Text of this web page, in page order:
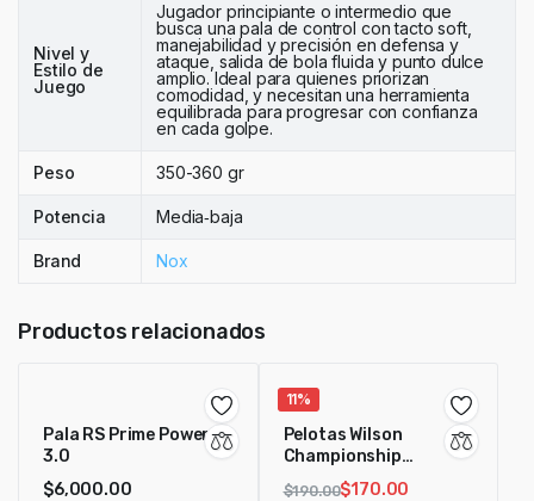
Nivel y
Estilo de
Juego
Jugador principiante o intermedio que
busca una pala de control con tacto soft,
manejabilidad y precisión en defensa y
ataque, salida de bola fluida y punto dulce
amplio. Ideal para quienes priorizan
comodidad, y necesitan una herramienta
equilibrada para progresar con confianza
en cada golpe.
Peso 350-360 gr
Potencia Media‑baja
Brand Nox
Productos relacionados
Pala RS Prime Power
3.0
$6,000.00
11%
Pelotas Wilson
Championship
Pressureless
$190.00$170.00